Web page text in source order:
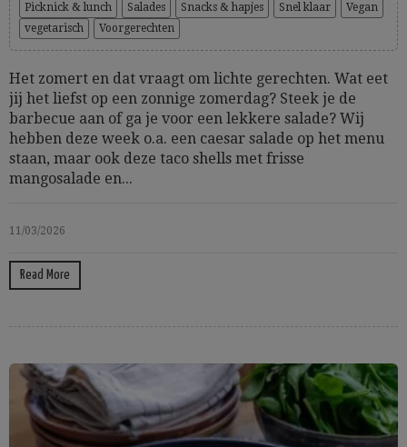
Picknick & lunch
Salades Snacks & hapjes Snel klaar
Vegan
vegetarisch
Voorgerechten
Het zomert en dat vraagt om lichte gerechten. Wat eet
jij het liefst op een zonnige zomerdag? Steek je de
barbecue aan of ga je voor een lekkere salade? Wij
hebben deze week o.a. een caesar salade op het menu
staan, maar ook deze taco shells met frisse
mangosalade en...
11/03/2026
Read More